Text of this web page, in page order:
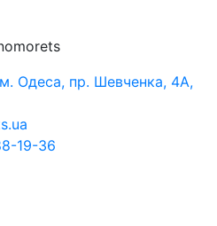
Одеса, пр. Шевченка, 4А,
19-36